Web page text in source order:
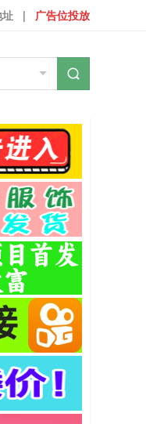
广告位投放
|